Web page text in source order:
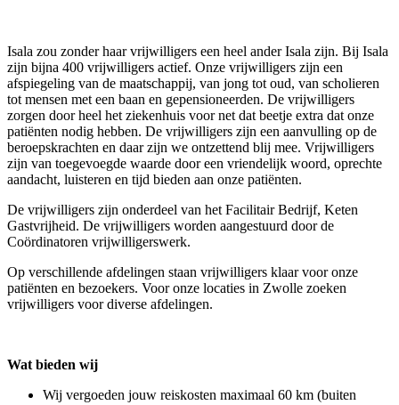
Isala zou zonder haar vrijwilligers een heel ander Isala zijn. Bij Isala
zijn bijna 400 vrijwilligers actief. Onze vrijwilligers zijn een
afspiegeling van de maatschappij, van jong tot oud, van scholieren
tot mensen met een baan en gepensioneerden. De vrijwilligers
zorgen door heel het ziekenhuis voor net dat beetje extra dat onze
patiënten nodig hebben. De vrijwilligers zijn een aanvulling op de
beroepskrachten en daar zijn we ontzettend blij mee. Vrijwilligers
zijn van toegevoegde waarde door een vriendelijk woord, oprechte
aandacht, luisteren en tijd bieden aan onze patiënten.
De vrijwilligers zijn onderdeel van het Facilitair Bedrijf, Keten
Gastvrijheid. De vrijwilligers worden aangestuurd door de
Coördinatoren vrijwilligerswerk.
Op verschillende afdelingen staan vrijwilligers klaar voor onze
patiënten en bezoekers. Voor onze locaties in Zwolle zoeken
vrijwilligers voor diverse afdelingen.
Wat bieden wij
Wij vergoeden jouw reiskosten maximaal 60 km (buiten